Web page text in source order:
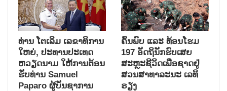
ທ່ານ ໂຕ​ເລິມ ເລ​ຂາ​ທິ​ການ​
ໃຫຍ່, ປະ​ທານ​ປະ​ເທດ ​
ຫວຽດ​ນາມ ໃຫ້​ການ​ຕ້ອນ​
ຮັບ​ທ່ານ Samuel
Paparo ຜູ້​ບັນ​ຊາ​ການ
ຄົ້ນ​ພົບ ແລະ ທ້ອນ​ໂຮມ
197 ອັດ​ຖິ​ນັກ​ຮົບ​ເສຍ​
ສະຫຼະ​ຊີ​ວິດ​ເພື່ອ​ຊາດ​ຢູ່​
ສວນ​ສາ​ທາ​ລະ​ນະ ເລ​ທິ​
ຣຽງ